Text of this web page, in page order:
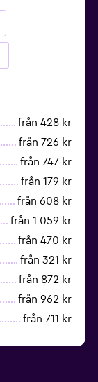
från 428 kr
från 726 kr
från 747 kr
från 179 kr
från 608 kr
från 1 059 kr
från 470 kr
från 321 kr
från 872 kr
från 962 kr
från 711 kr